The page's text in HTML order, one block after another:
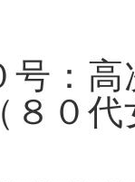
事故外傷の教科書
皆様へ
号：高
０代